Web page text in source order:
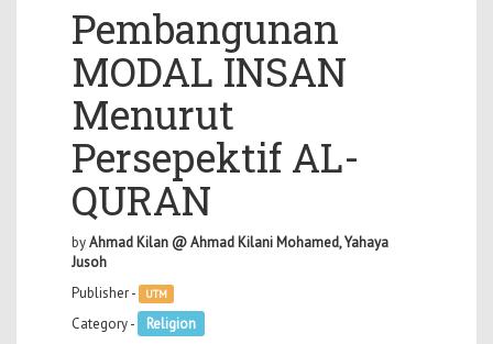
Pembangunan
MODAL INSAN
Menurut
Persepektif AL-
QURAN
byAhmad Kilan @ Ahmad Kilani Mohamed, Yahaya
Jusoh
Publisher -
UTM
Category - Religion